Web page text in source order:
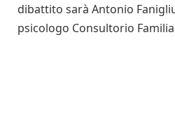
dibattito sarà Antonio
psicologo Consultorio